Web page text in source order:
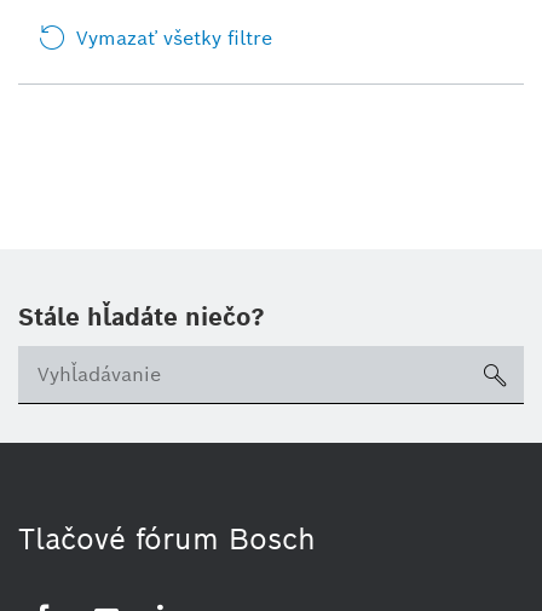
Vymazať všetky filtre
Stále hľadáte niečo?
Tlačové fórum Bosch